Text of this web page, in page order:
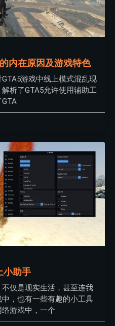
内在原因及游戏特色
游戏中线上模式混乱现
析了GTA5允许使用辅助工
小助手
仅是现实生活，甚至连我
，也有一些有趣的小工具
游戏中，一个